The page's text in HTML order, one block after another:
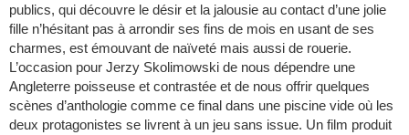
publics, qui découvre le désir et la jalousie au contact d’une jolie
fille n’hésitant pas à arrondir ses fins de mois en usant de ses
charmes, est émouvant de naïveté mais aussi de rouerie.
L’occasion pour Jerzy Skolimowski de nous dépendre une
Angleterre poisseuse et contrastée et de nous offrir quelques
scènes d’anthologie comme ce final dans une piscine vide où les
deux protagonistes se livrent à un jeu sans issue. Un film produit